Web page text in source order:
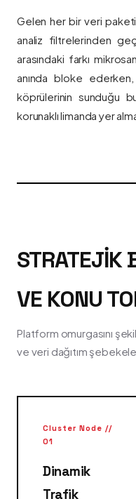
Gelen her bir veri
analiz filtrelerinden
arasındaki farkı
anında bloke
köprülerinin sunduğu
korunaklı limanda yer
STRATEJIK
VE KONU
Platform omurgasını
ve veri dağıtım
Cluster Node //
01
Dinamik
Trafik